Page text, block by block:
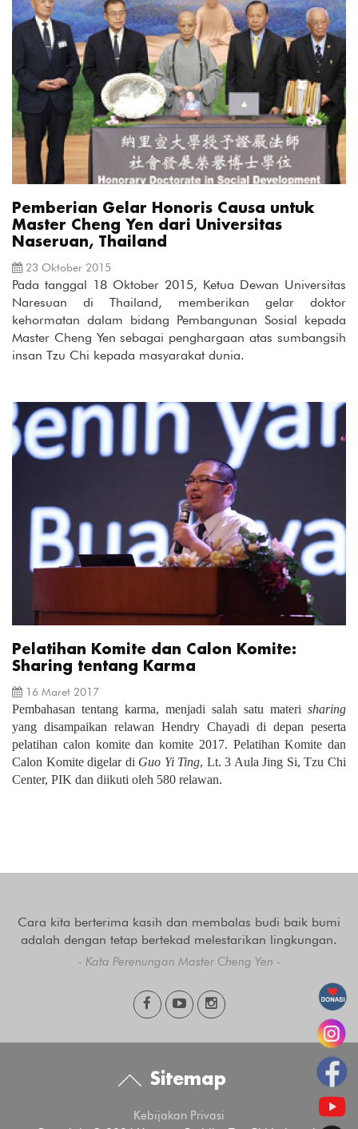
Pemberian Gelar Honoris Causa untuk
Master Cheng Yen dari Universitas
Naseruan, Thailand
23 Oktober 2015
Pada tanggal 18 Oktober 2015, Ketua Dewan Universitas
Naresuan di Thailand, memberikan gelar doktor
kehormatan dalam bidang Pembangunan Sosial kepada
Master Cheng Yen sebagai penghargaan atas sumbangsih
insan Tzu Chi kepada masyarakat dunia.
Pelatihan Komite dan Calon Komite:
Sharing tentang Karma
16 Maret 2017
Pembahasan tentang karma, menjadi salah satu materi sharing
yang disampaikan relawan Hendry Chayadi di depan peserta
pelatihan calon komite dan komite 2017. Pelatihan Komite dan
Calon Komite digelar di Guo Yi Ting, Lt. 3 Aula Jing Si, Tzu Chi
Center, PIK dan diikuti oleh 580 relawan.
Cara kita berterima kasih dan membalas budi baik bumi
adalah dengan tetap bertekad melestarikan lingkungan.
- Kata Perenungan Master Cheng Yen -
Sitemap
Kebijakan Privasi